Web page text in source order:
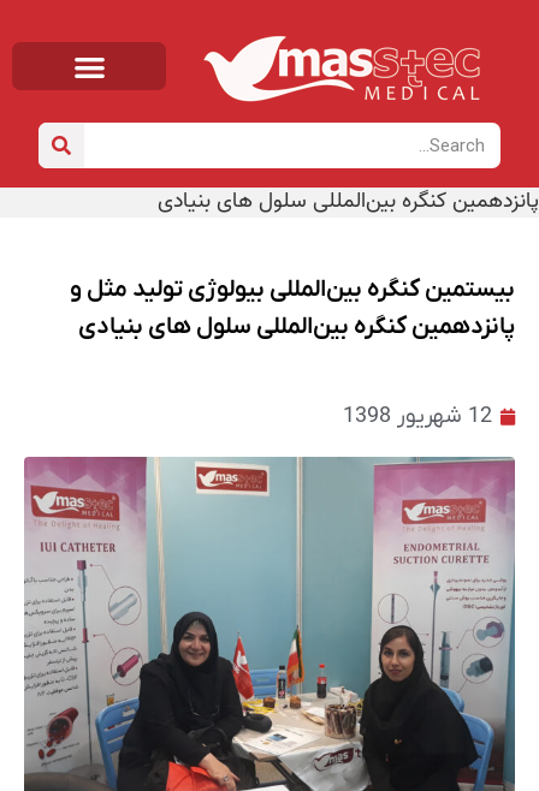
/اخبار/ بیستمین کنگره بین‌المللی بیولوژی تولید مثل و
پانزدهمین کنگره بین‌المللی سلول های بنیادی
بیستمین کنگره بین‌المللی بیولوژی تولید مثل و
پانزدهمین کنگره بین‌المللی سلول های بنیادی
12 شهریور 1398